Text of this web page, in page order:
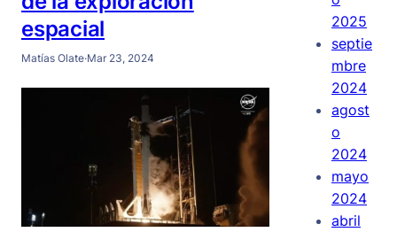
espacial
Matías Olate·Mar 23, 2024
2025
septie
mbre
2024
agost
o
2024
mayo
2024
abril